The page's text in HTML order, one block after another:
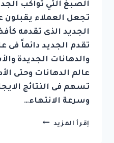
الصبغ التي تواكب
تجعل العملاء يقبلون
الجديد الذى تقدمه
تقدم الجديد دائماً فى
والدهانات الجديدة
عالم الدهانات وحتى
تسهم فى النتائج
وسرعة الانتهاء…
إقرأ المزيد شركة